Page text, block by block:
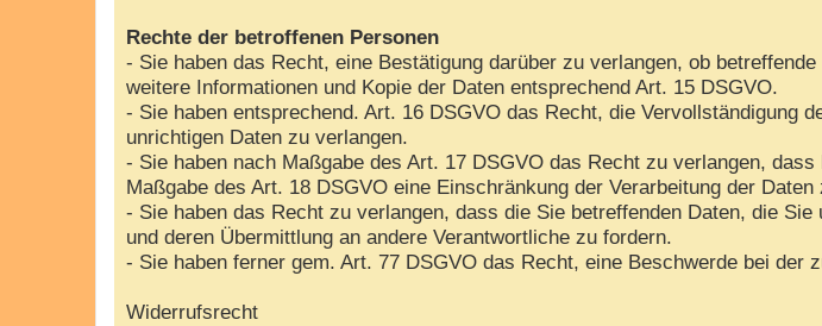
Rechte der betroffenen Personen
- Sie haben das Recht, eine Bestätigung darüber zu verlangen, ob
weitere Informationen und Kopie der Daten entsprechend Art. 15 DSGVO.
- Sie haben entsprechend. Art. 16 DSGVO das Recht, die Vervollständigung
unrichtigen Daten zu verlangen.
- Sie haben nach Maßgabe des Art. 17 DSGVO das Recht zu verlangen,
Maßgabe des Art. 18 DSGVO eine Einschränkung der Verarbeitung der Daten
- Sie haben das Recht zu verlangen, dass die Sie betreffenden Daten, die
und deren Übermittlung an andere Verantwortliche zu fordern.
- Sie haben ferner gem. Art. 77 DSGVO das Recht, eine Beschwerde bei der
Widerrufsrecht